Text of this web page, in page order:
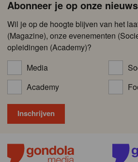
Abonneer je op onze
Wil je op de hoogte blijven van het
(Magazine), onze evenementen
opleidingen (Academy)?
Media
Academy